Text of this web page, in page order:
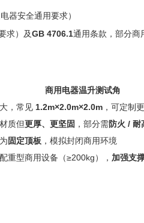
器安全通用要求）
求）及GB 4706.1通用条款，部分商
商用电器温升测试角
，常见 1.2m×2.0m×2.0m ，可定制
质但更厚、更坚固 ，部分需防火 / 耐
固定顶板 ，模拟封闭商用环境
重型商用设备（≥200kg）， 加强支